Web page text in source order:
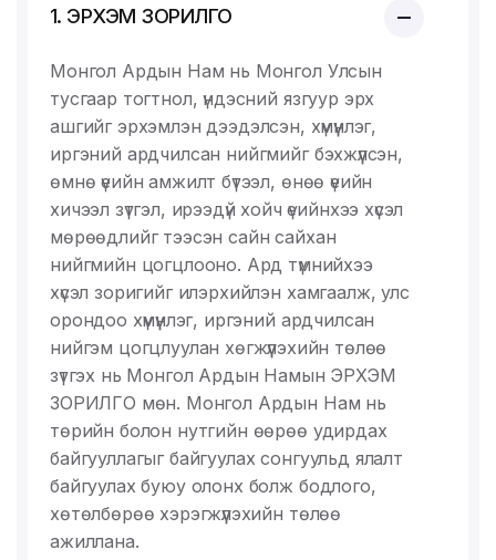
1. ЭРХЭМ ЗОРИЛГО
Монгол Ардын Нам нь Монгол Улсын
тусгаар тогтнол, үндэсний язгуур эрх
ашгийг эрхэмлэн дээдэлсэн, хүмүүнлэг,
иргэний ардчилсан нийгмийг бэхжүүлсэн,
өмнө үеийн амжилт бүтээл, өнөө үеийн
хичээл зүтгэл, ирээдүй хойч үеийнхээ хүсэл
мөрөөдлийг тээсэн сайн сайхан
нийгмийн цогцлооно. Ард түмнийхээ
хүсэл зоригийг илэрхийлэн хамгаалж, улс
орондоо хүмүүнлэг, иргэний ардчилсан
нийгэм цогцлуулан хөгжүүлэхийн төлөө
зүтгэх нь Монгол Ардын Намын ЭРХЭМ
ЗОРИЛГО мөн. Монгол Ардын Нам нь
төрийн болон нутгийн өөрөө удирдах
байгууллагыг байгуулах сонгуульд ялалт
байгуулах буюу олонх болж бодлого,
хөтөлбөрөө хэрэгжүүлэхийн төлөө
ажиллана.